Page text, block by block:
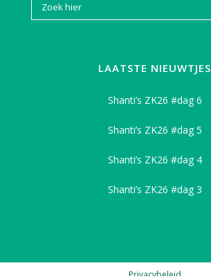
LAATSTE NIEUWTJES
Shanti’s ZK26 #dag 6
Shanti’s ZK26 #dag 5
Shanti’s ZK26 #dag 4
Shanti’s ZK26 #dag 3
Privacybeleid